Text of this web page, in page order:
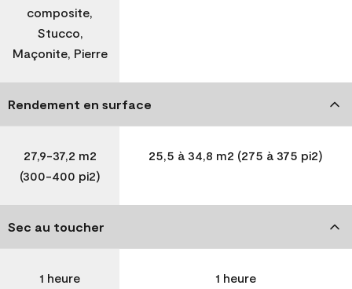
composite,
Stucco,
Maçonite, Pierre
Rendement en surface
27,9-37,2 m2
(300-400 pi2)
25,5 à 34,8 m2 (275 à 375 pi2)
Sec au toucher
1 heure 1 heure